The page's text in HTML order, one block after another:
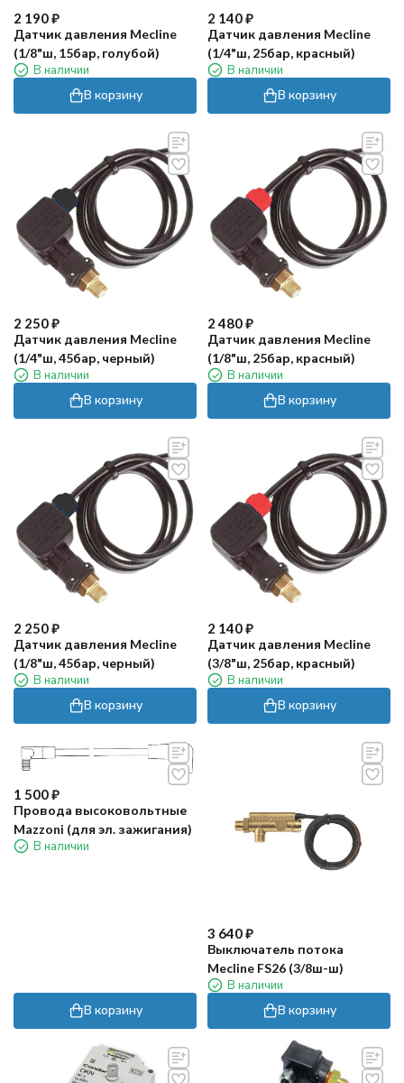
2 190₽
Датчик давления Mecline
(1/8"ш, 15бар, голубой)
В наличии
В корзину
2 140₽
Датчик давления Mecline
(1/4"ш, 25бар, красный)
В наличии
В корзину
2 250₽
Датчик давления Mecline
(1/4"ш, 45бар, черный)
В наличии
В корзину
2 480₽
Датчик давления Mecline
(1/8"ш, 25бар, красный)
В наличии
В корзину
2 250₽
Датчик давления Mecline
(1/8"ш, 45бар, черный)
В наличии
В корзину
2 140₽
Датчик давления Mecline
(3/8"ш, 25бар, красный)
В наличии
В корзину
1 500₽
Провода высоковольтные
Mazzoni (для эл. зажигания)
В наличии
В корзину
3 640₽
Выключатель потока
Mecline FS26 (3/8ш-ш)
В наличии
В корзину